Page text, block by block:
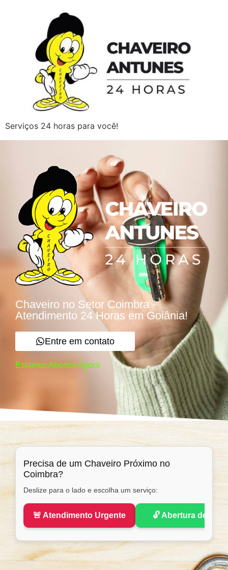
Serviços 24 horas para você!
Chaveiro no Setor Coimbra -
Atendimento 24 Horas em Goiânia!
Entre em contato
Estamos Abertos Agora
Precisa de um Chaveiro Próximo no
Coimbra?
Deslize para o lado e escolha um serviço:
🚨 Atendimento Urgente 🔓 Abertura de